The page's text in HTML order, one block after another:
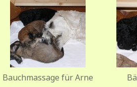
Bauchmassage für Arne